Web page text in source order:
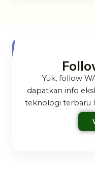
Yuk, follow
dapatkan info
teknologi terbaru